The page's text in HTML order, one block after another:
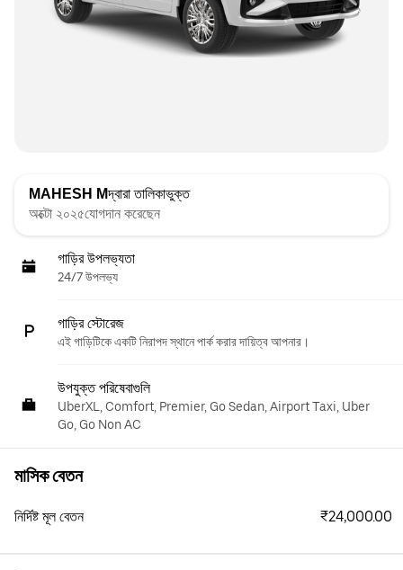
MAHESH Mদ্বারা তালিকাভুক্ত
অক্টো ২০২৫যোগদান করেছেন
গাড়ির উপলভ্যতা
24/7 উপলভ্য
গাড়ির স্টোরেজ
এই গাড়িটিকে একটি নিরাপদ স্থানে পার্ক করার দায়িত্ব আপনার।
উপযুক্ত পরিষেবাগুলি
UberXL, Comfort, Premier, Go Sedan, Airport Taxi, Uber
Go, Go Non AC
মাসিক বেতন
নির্দিষ্ট মূল বেতন ₹24,000.00